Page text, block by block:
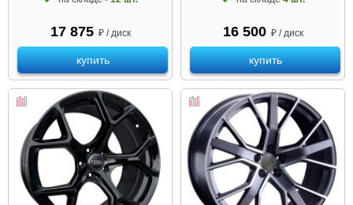
17 875 ₽ / диск
купить
16 500 ₽ / диск
купить